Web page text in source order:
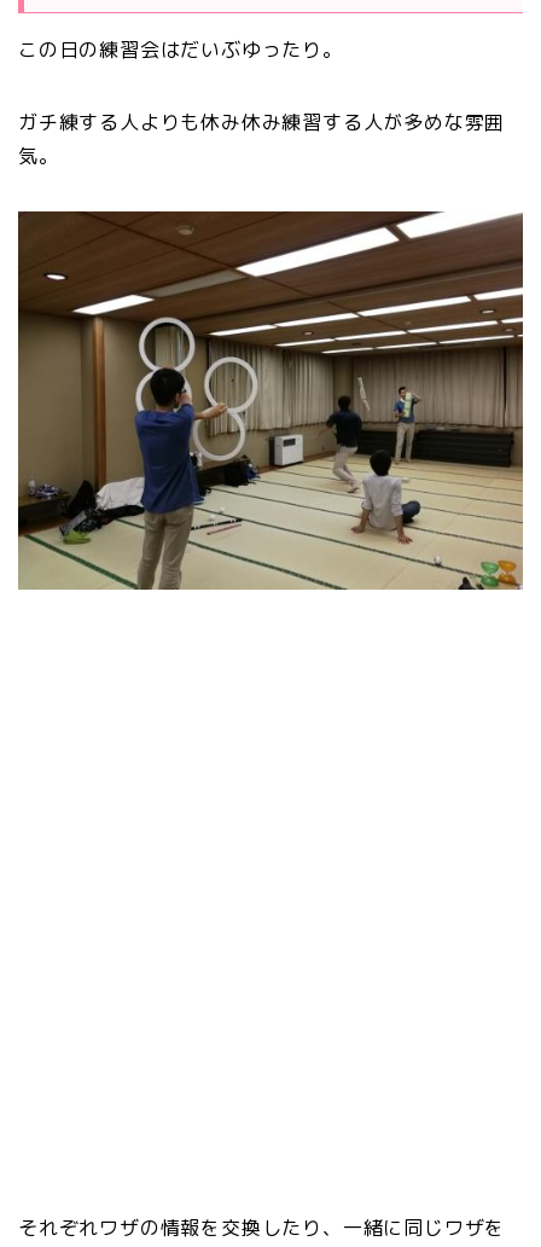
この日の練習会はだいぶゆったり。
ガチ練する人よりも休み休み練習する人が多めな雰囲
気。
それぞれワザの情報を交換したり、一緒に同じワザを